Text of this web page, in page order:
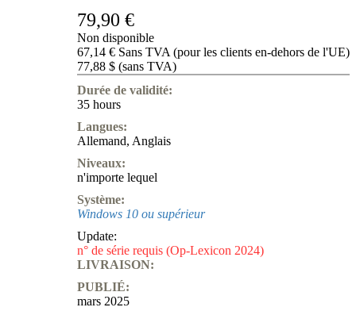
79,90 €
Non disponible
67,14 € Sans TVA (pour les clients en-dehors de l'UE)
77,88 $ (sans TVA)
Durée de validité:
35 hours
Langues:
Allemand, Anglais
Niveaux:
n'importe lequel
Système:
Windows 10 ou supérieur
Update:
n° de série requis (Op-Lexicon 2024)
LIVRAISON:
PUBLIÉ:
mars 2025